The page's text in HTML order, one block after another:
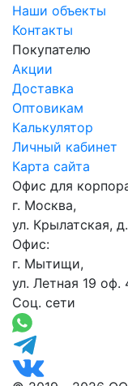
Наши объекты
Контакты
Покупателю
Акции
Доставка
Оптовикам
Калькулятор
Личный кабинет
Карта сайта
Офис для
г. Москва,
ул. Крылатская,
Офис:
г. Мытищи,
ул. Летная 19 оф.
Соц. сети